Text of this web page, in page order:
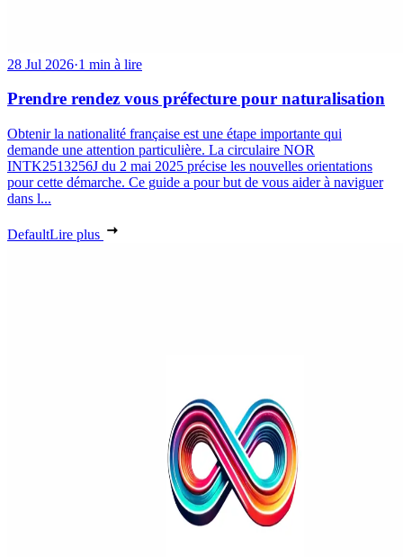
28 Jul 2026·1 min à lire
Prendre rendez vous préfecture pour naturalisation
Obtenir la nationalité française est une étape importante qui
demande une attention particulière. La circulaire NOR
INTK2513256J du 2 mai 2025 précise les nouvelles orientations
pour cette démarche. Ce guide a pour but de vous aider à naviguer
dans l...
DefaultLire plus